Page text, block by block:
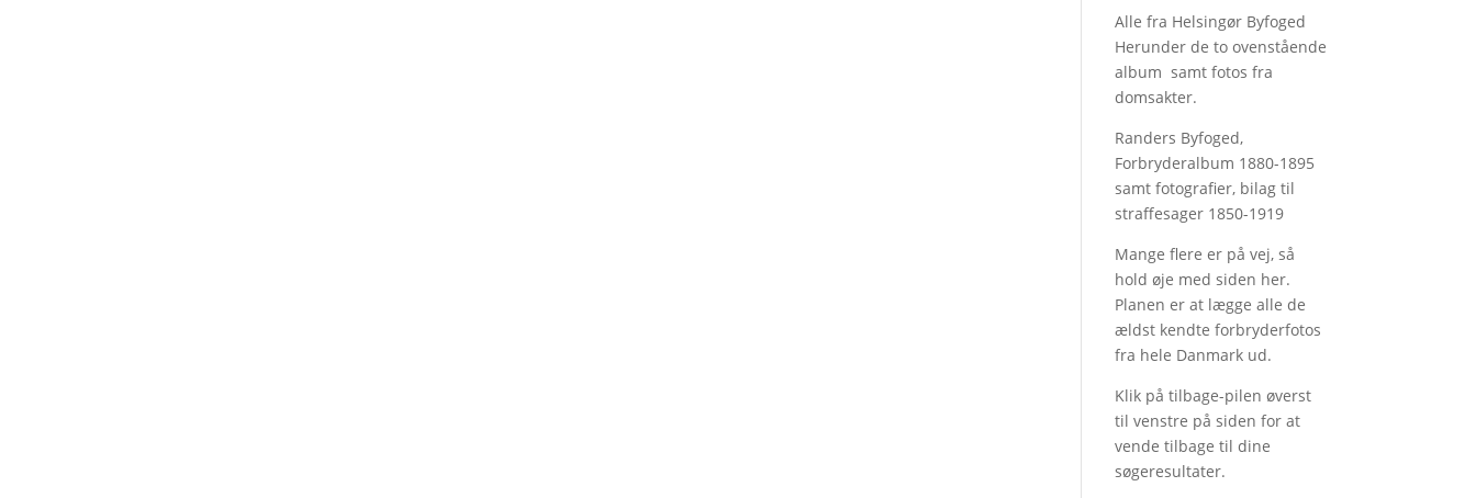
Alle fra Helsingør Byfoged
Herunder de to ovenstående
album samt fotos fra
domsakter.
Randers Byfoged,
Forbryderalbum 1880-1895
samt fotografier, bilag til
straffesager 1850-1919
Mange flere er på vej, så
hold øje med siden her.
Planen er at lægge alle de
ældst kendte forbryderfotos
fra hele Danmark ud.
Klik på tilbage-pilen øverst
til venstre på siden for at
vende tilbage til dine
søgeresultater.